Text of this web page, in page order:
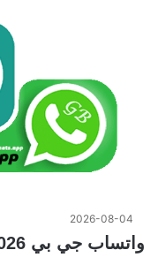
2026-08-04
واتساب جي بي 2026 GBWhatsApp |…